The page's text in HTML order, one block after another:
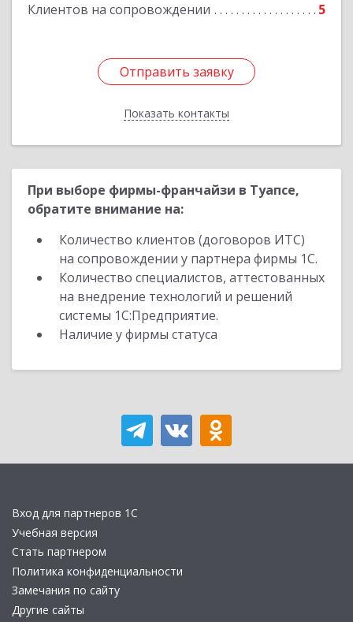
Клиентов на сопровождении 5
Отправить заявку
Показать контакты
Подробнее
Отправить заявку
Назад
При выборе фирмы-франчайзи в Туапсе,
обратите внимание на:
Количество клиентов (договоров ИТС)
на сопровождении у партнера фирмы 1С.
Количество специалистов, аттестованных
на внедрение технологий и решений
системы 1С:Предприятие.
Наличие у фирмы статуса
Вход для партнеров 1С
Учебная версия
Стать партнером
Политика конфиденциальности
Замечания по сайту
Другие сайты